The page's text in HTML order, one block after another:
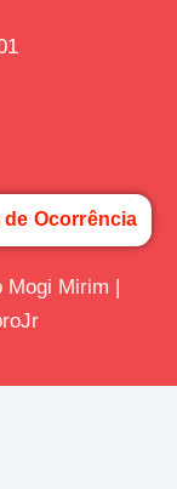
de Ocorrência
Mogi Mirim |